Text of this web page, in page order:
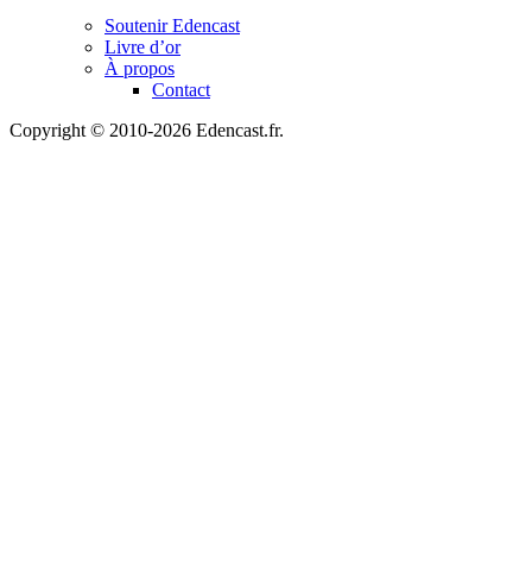
Soutenir Edencast
Livre d’or
À propos
Contact
Copyright © 2010-2026 Edencast.fr.